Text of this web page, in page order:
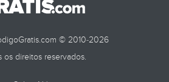
© 2010-2026
os direitos reservados.